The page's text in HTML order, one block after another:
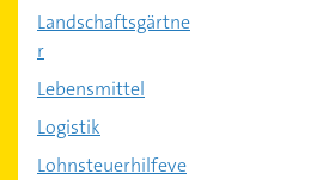
Landschaftsgärtne
r
Lebensmittel
Logistik
Lohnsteuerhilfeve